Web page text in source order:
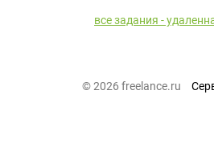
все задания -
© 2026 freelance.ru